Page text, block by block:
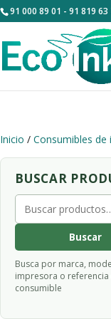
91 000 89 01 - 91 819 63
Inicio /Consumibles de
BUSCAR
Buscar
por:
Buscar
Busca por marca,
impresora o referencia
consumible